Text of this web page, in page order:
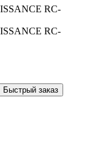
Быстрый заказ